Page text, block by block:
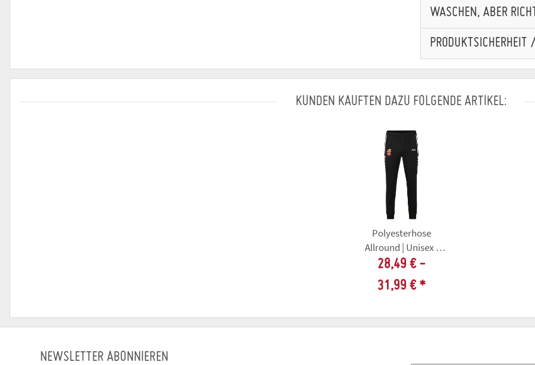
WASCHEN, ABER
PRODUKTSICHERHEIT
KUNDEN KAUFTEN DAZU FOLGENDE ARTIKEL:
Polyesterhose
Allround | Unisex |
schwarz | Erfordia
Carneval Vereinigung
e.V.
28,49 € -
31,99 € *
NEWSLETTER ABONNIEREN